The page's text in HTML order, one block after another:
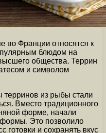
во Франции относятся к
блюдом на
общества. Террин
и символом
из рыбы стали
Вместо традиционного
форме, начали
формы. Это позволило
готовки и сохранять вкус